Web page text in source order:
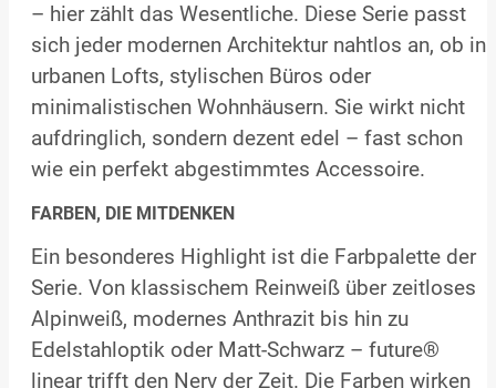
– hier zählt das Wesentliche. Diese Serie passt
sich jeder modernen Architektur nahtlos an, ob in
urbanen Lofts, stylischen Büros oder
minimalistischen Wohnhäusern. Sie wirkt nicht
aufdringlich, sondern dezent edel – fast schon
wie ein perfekt abgestimmtes Accessoire.
FARBEN, DIE MITDENKEN
Ein besonderes Highlight ist die Farbpalette der
Serie. Von klassischem Reinweiß über zeitloses
Alpinweiß, modernes Anthrazit bis hin zu
Edelstahloptik oder Matt-Schwarz – future®
linear trifft den Nerv der Zeit. Die Farben wirken